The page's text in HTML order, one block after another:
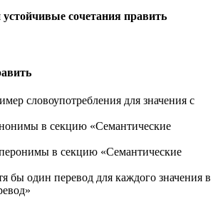
сочетания править
словоупотребления для значения с
в секцию «Семантические
в секцию «Семантические
бы один перевод для каждого значения в